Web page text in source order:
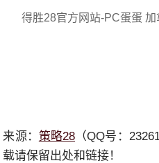
得胜28官方网站-PC蛋蛋
来源： 策略28 （QQ号：
载请保留出处和链接！